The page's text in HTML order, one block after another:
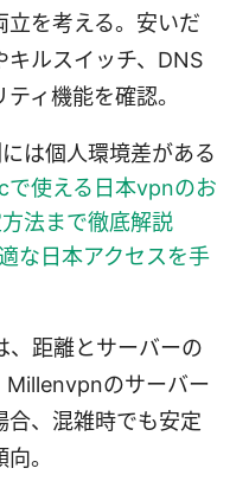
立を考える。安いだ
キルスイッチ、DNS
ィ機能を確認。
は個人環境差がある
で使える日本vpnのお
法まで徹底解説
な日本アクセスを手
、距離とサーバーの
Millenvpnのサーバー
合、混雑時でも安定
。